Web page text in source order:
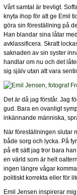
Vårt samtal är trevligt.
knyta ihop för att ge Emil
göra sin föreställning på
Han blandar sina låtar
avklassificera. Skratt
saknaden av sin syster
handlar om nu och det
sig själv utan att vara
Det är då jag förstår. Jag
gud. Bara en ovanligt
inkännande människa,
När föreställningen slutar
både sorg och lycka. På
på ett sätt jag tror bara
en värld som är helt
ingen längre vågar
politiskt korrekta eller för
Emil Jensen inspirerar